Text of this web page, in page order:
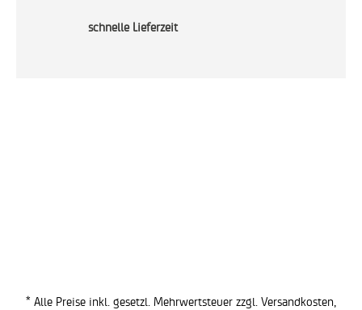
schnelle Lieferzeit
* Alle Preise inkl. gesetzl. Mehrwertsteuer zzgl. Versandkosten